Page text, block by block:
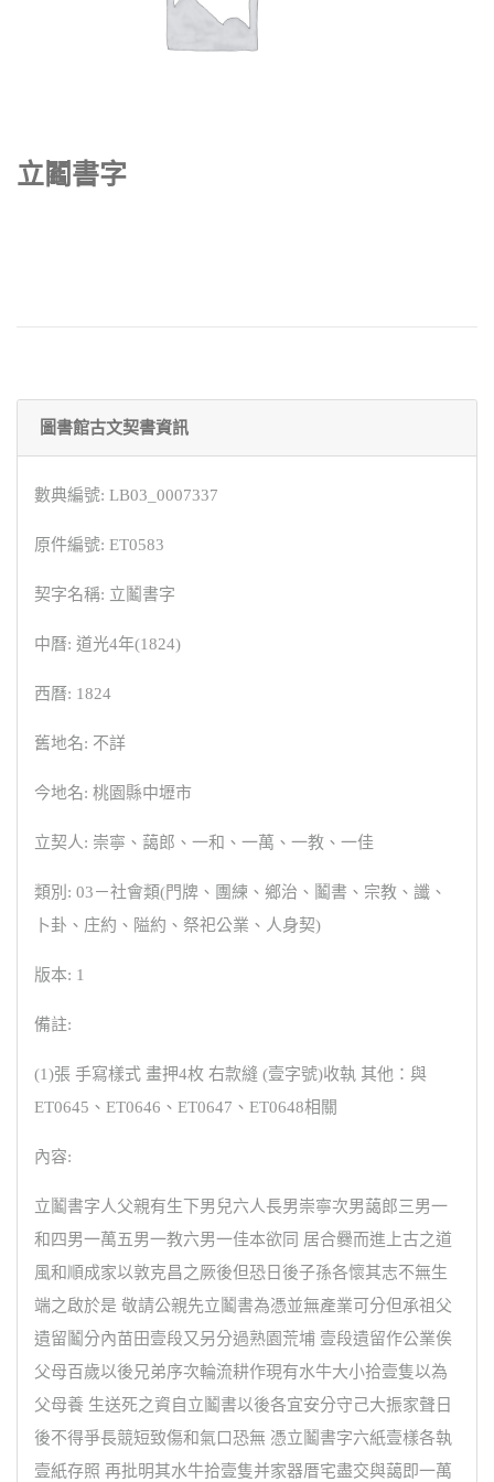
立鬮書字
圖書館古文契書資訊
數典編號: LB03_0007337
原件編號: ET0583
契字名稱: 立鬮書字
中曆: 道光4年(1824)
西曆: 1824
舊地名: 不詳
今地名: 桃園縣中壢市
立契人: 崇寧、藹郎、一和、一萬、一教、一佳
類別: 03－社會類(門牌、團練、鄉治、鬮書、宗教、讖、
卜卦、庄約、隘約、祭祀公業、人身契)
版本: 1
備註:
(1)張 手寫樣式 畫押4枚 右款縫 (壹字號)收執 其他：與
ET0645、ET0646、ET0647、ET0648相關
內容:
立鬮書字人父親有生下男兒六人長男崇寧次男藹郎三男一
和四男一萬五男一教六男一佳本欲同 居合爨而進上古之道
風和順成家以敦克昌之厥後但恐日後子孫各懷其志不無生
端之啟於是 敬請公親先立鬮書為憑並無產業可分但承祖父
遺留鬮分內苗田壹段又另分過熟園荒埔 壹段遺留作公業俟
父母百歲以後兄弟序次輪流耕作現有水牛大小拾壹隻以為
父母養 生送死之資自立鬮書以後各宜安分守己大振家聲日
後不得爭長競短致傷和氣口恐無 憑立鬮書字六紙壹樣各執
壹紙存照 再批明其水牛拾壹隻并家器厝宅盡交與藹即一萬